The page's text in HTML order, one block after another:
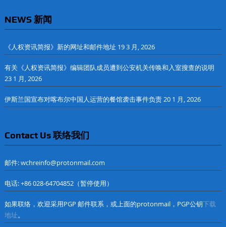
NEWS 新闻
《人权资讯简报》新的网址和邮件地址 19 3 月, 2026
有关《人权资讯简报》编辑团队成员遭到公安机关传唤和入室搜查的说明
23 1 月, 2026
伊斯兰国宣布对喀布尔中国人运营的餐馆袭击事件负责20 1 月, 2026
Contact Us 联络我们
邮件: wchreinfo@protonmail.com
电话: +86 028-64704852（暂停使用）
如果联络，欢迎采用PGP 邮件联系，或上面的protonmail，PGP公钥下载
地址。